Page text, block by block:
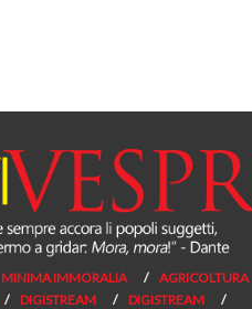
MINIMA IMMORALIA AGRICOLTURA
DIGISTREAM DIGISTREAM